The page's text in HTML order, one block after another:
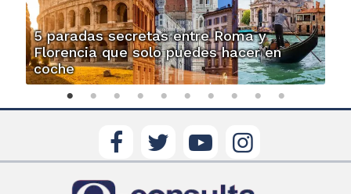
5 paradas secretas entre Roma y
Florencia que solo puedes hacer en
coche